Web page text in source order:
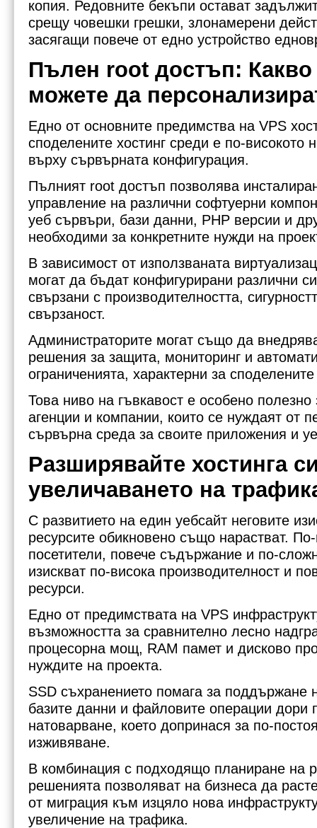
копия. Редовните бекъпи остават
срещу човешки грешки, злонамерени
засягащи повече от едно устройство
Пълен root достъп:
можете да
Едно от основните предимства на VPS
споделените хостинг среди е по-високото
върху сървърната конфигурация.
Пълният root достъп позволява
управление на различни софтуерни
уеб сървъри, бази данни, PHP версии и
необходими за конкретните нужди на
В зависимост от използваната
могат да бъдат конфигурирани различни
свързани с производителността,
свързаност.
Администраторите могат също да
решения за защита, мониторинг и
ограниченията, характерни за споделените
Това ниво на гъвкавост е особено полезно
агенции и компании, които се нуждаят от
сървърна среда за своите приложения и
Разширявайте хостинга
увеличаването на
С развитието на един уебсайт неговите
ресурсите обикновено също нарастват.
посетители, повече съдържание и по-
изискват по-висока производителност и
ресурси.
Едно от предимствата на VPS
възможността за сравнително лесно
процесорна мощ, RAM памет и дисково
нуждите на проекта.
SSD съхранението помага за поддържане
базите данни и файловите операции дори
натоварване, което допринася за по-
изживяване.
В комбинация с подходящо планиране на
решенията позволяват на бизнеса да
от миграция към изцяло нова
увеличение на трафика.